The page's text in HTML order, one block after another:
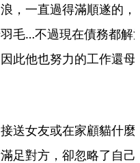
，一直過得滿順遂的，
毛…不過現在債務都解
此他也努力的工作還母
送女友或在家顧貓什麼
足對方，卻忽略了自己